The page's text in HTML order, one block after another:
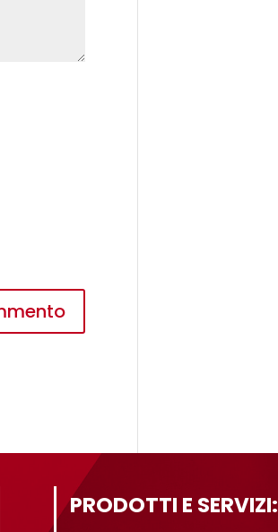
PRODOTTI E SERVIZI: